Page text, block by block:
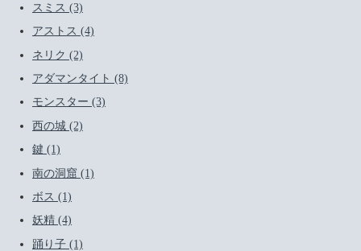
スミス (3)
アストス (4)
ネリク (2)
アダマンタイト (8)
モンスター (3)
西の城 (2)
鍵 (1)
南の洞窟 (1)
ボス (1)
妖精 (4)
踊り子 (1)